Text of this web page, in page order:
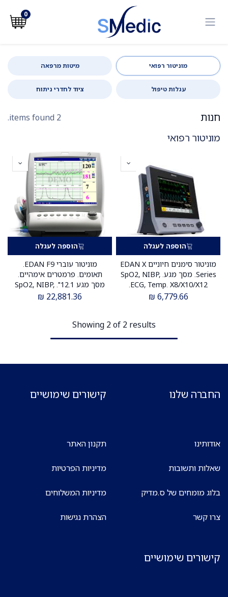
0
מוניטור רפואי מיטות מרפאה
עגלות טיפול ציוד לחדרי ניתוח
חנות 2 items found.
מוניטור רפואי
הוספה לעגלה
מוניטור סימנים חיוניים EDAN X
Series. מסך מגע. SpO2, NIBP,
ECG, Temp. X8/X10/X12.
ס.מדיק יבוא
6,779.66
₪
הוספה לעגלה
מוניטור עוברי EDAN F9.
תאומים. פרמטרים אימהיים.
מסך מגע 12.1". SpO2, NIBP,
ECG. ס.מדיק יבוא
22,881.36
₪
Showing 2 of 2 results
החברה שלנו
אודותינו
שאלות ותשובות
בלוג מומחים של ס.מדיק
צרו קשר
קישורים שימושיים
תקנון האתר
מדיניות הפרטיות
מדיניות המשלוחים
הצהרת נגישות
קישורים שימושיים